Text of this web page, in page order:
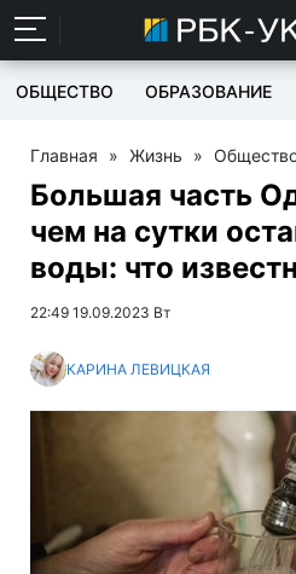
ОБЩЕСТВО ОБРАЗОВАНИЕ
Главная » Жизнь »
Большая часть
чем на сутки
воды: что
22:49 19.09.2023 Вт
КАРИНА ЛЕВИЦКАЯ